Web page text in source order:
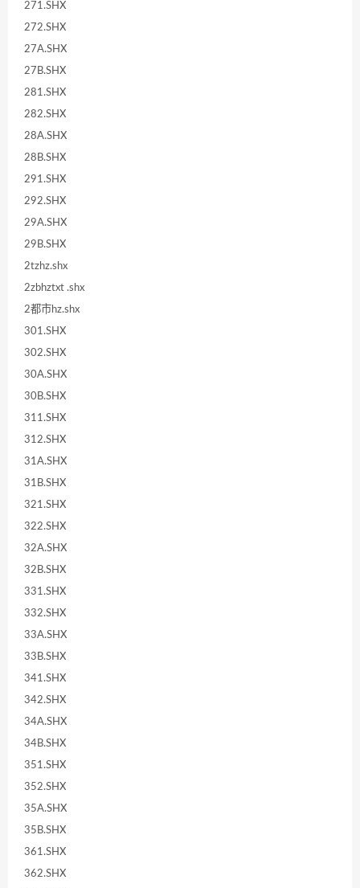
271.SHX
272.SHX
27A.SHX
27B.SHX
281.SHX
282.SHX
28A.SHX
28B.SHX
291.SHX
292.SHX
29A.SHX
29B.SHX
2tzhz.shx
2zbhztxt .shx
2都市hz.shx
301.SHX
302.SHX
30A.SHX
30B.SHX
311.SHX
312.SHX
31A.SHX
31B.SHX
321.SHX
322.SHX
32A.SHX
32B.SHX
331.SHX
332.SHX
33A.SHX
33B.SHX
341.SHX
342.SHX
34A.SHX
34B.SHX
351.SHX
352.SHX
35A.SHX
35B.SHX
361.SHX
362.SHX